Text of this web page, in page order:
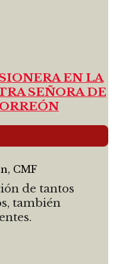
EN LA
SEÑORA DE
CMF
de tantos
también